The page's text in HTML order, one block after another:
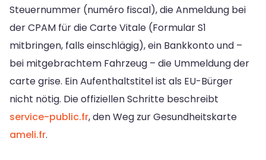
Steuernummer (numéro fiscal), die Anmeldung bei
der CPAM für die Carte Vitale (Formular S1
mitbringen, falls einschlägig), ein Bankkonto und –
bei mitgebrachtem Fahrzeug – die Ummeldung der
carte grise. Ein Aufenthaltstitel ist als EU-Bürger
nicht nötig. Die offiziellen Schritte beschreibt
service-public.fr, den Weg zur Gesundheitskarte
ameli.fr.